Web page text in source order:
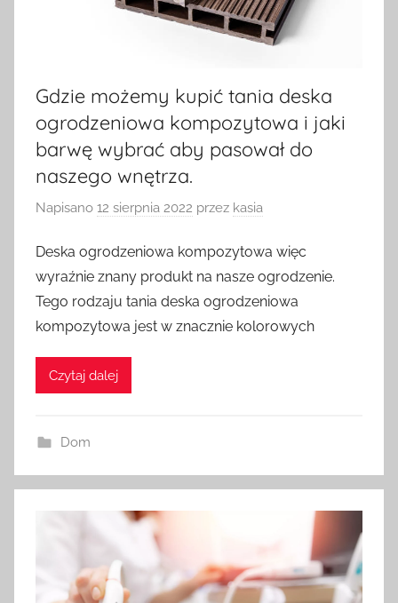
Gdzie możemy kupić tania deska
ogrodzeniowa kompozytowa i jaki
barwę wybrać aby pasował do
naszego wnętrza.
Napisano 12 sierpnia 2022 przez kasia
Deska ogrodzeniowa kompozytowa więc
wyraźnie znany produkt na nasze ogrodzenie.
Tego rodzaju tania deska ogrodzeniowa
kompozytowa jest w znacznie kolorowych
Czytaj dalej
Dom